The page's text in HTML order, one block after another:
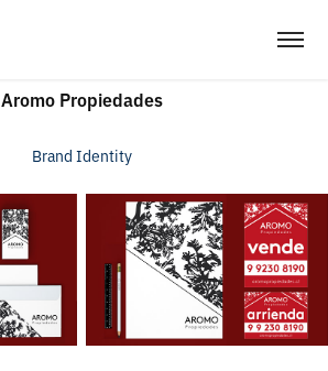
Aromo Propiedades
Brand Identity